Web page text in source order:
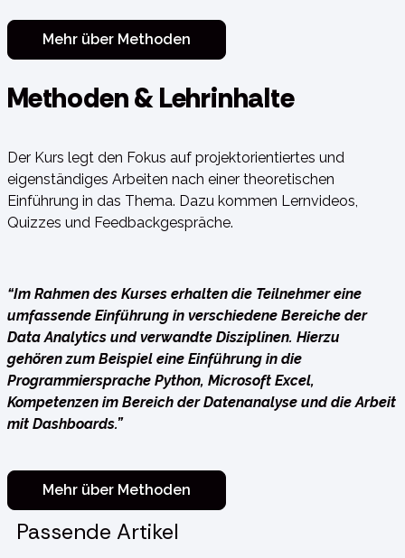
Mehr über Methoden
Methoden & Lehrinhalte​
Der Kurs legt den Fokus auf projektorientiertes und
eigenständiges Arbeiten nach einer theoretischen
Einführung in das Thema. Dazu kommen Lernvideos,
Quizzes und Feedbackgespräche.
“Im Rahmen des Kurses erhalten die Teilnehmer eine
umfassende Einführung in verschiedene Bereiche der
Data Analytics und verwandte Disziplinen. Hierzu
gehören zum Beispiel eine Einführung in die
Programmiersprache Python, Microsoft Excel,
Kompetenzen im Bereich der Datenanalyse und die Arbeit
mit Dashboards.”
Mehr über Methoden
Passende Artikel